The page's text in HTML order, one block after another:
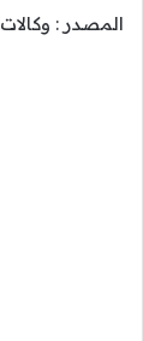
المصدر : وكالات